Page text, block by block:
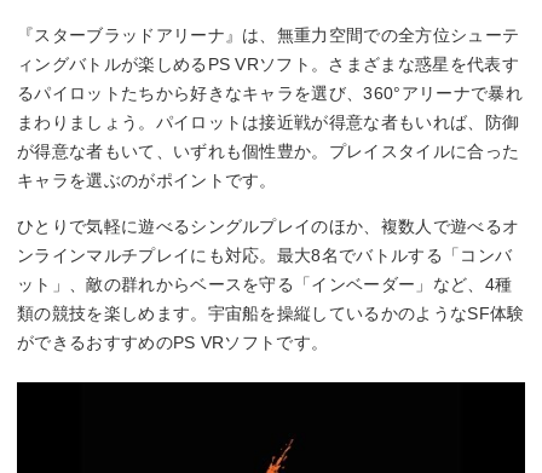
『スターブラッドアリーナ』は、無重力空間での全方位シューテ
ィングバトルが楽しめるPS VRソフト。さまざまな惑星を代表す
るパイロットたちから好きなキャラを選び、360°アリーナで暴れ
まわりましょう。パイロットは接近戦が得意な者もいれば、防御
が得意な者もいて、いずれも個性豊か。プレイスタイルに合った
キャラを選ぶのがポイントです。
ひとりで気軽に遊べるシングルプレイのほか、複数人で遊べるオ
ンラインマルチプレイにも対応。最大8名でバトルする「コンバ
ット」、敵の群れからベースを守る「インベーダー」など、4種
類の競技を楽しめます。宇宙船を操縦しているかのようなSF体験
ができるおすすめのPS VRソフトです。